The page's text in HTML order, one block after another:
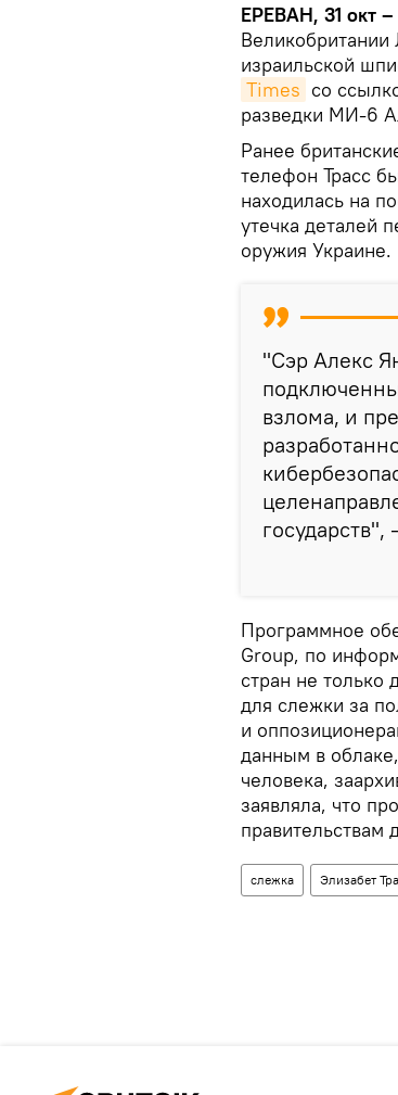
ЕРЕВАН, 31 окт
Великобритании
израильской
Times со
разведки МИ-6
Ранее
телефон Трасс
находилась на
утечка деталей
оружия Украине.
"Сэр Алекс
взлома, и
государств",
Программное
Group, по
стран не только
для слежки за
и
данным в
человека,
заявляла, что
правительствам
слежка Элизабет